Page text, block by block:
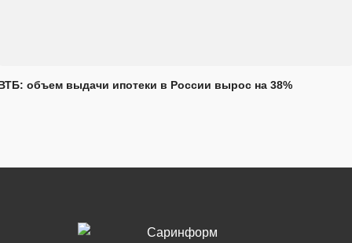
объем выдачи ипотеки в России вырос на 38%